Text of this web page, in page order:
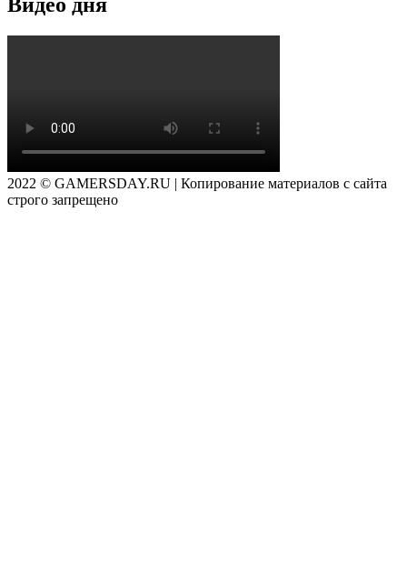
Видео дня
2022 © GAMERSDAY.RU | Копирование материалов с сайта
строго запрещено